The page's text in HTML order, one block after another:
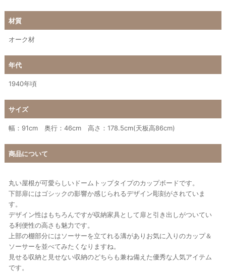
材質
オーク材
年代
1940年頃
サイズ
幅：91cm 奥行：46cm 高さ：178.5cm(天板高86cm)
商品について
丸い屋根が可愛らしいドームトップタイプのカップボードです。
下部扉にはゴシックの影響か感じられるデザイン彫刻がされていま
す。
デザイン性はもちろんですが収納家具として扉と引き出しがついてい
る利便性の高さも魅力です。
上部の棚部分にはソーサーを立てれる溝がありお気に入りのカップ＆
ソーサーを並べてみたくなりますね。
見せる収納と見せない収納のどちらも兼ね備えた優秀な人気アイテム
です。